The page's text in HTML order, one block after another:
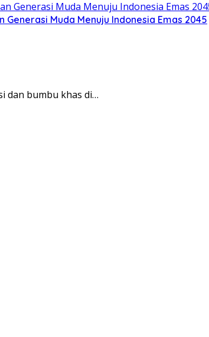
Muda Menuju Indonesia Emas 2045
dan bumbu khas di…